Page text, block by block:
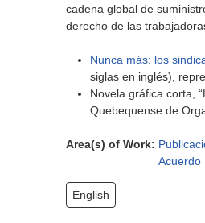
cadena global de
derecho de las
Nunca más: los
siglas en inglés),
Novela gráfica corta,
Quebequense de
Area(s) of Work:
Acuerdo
English